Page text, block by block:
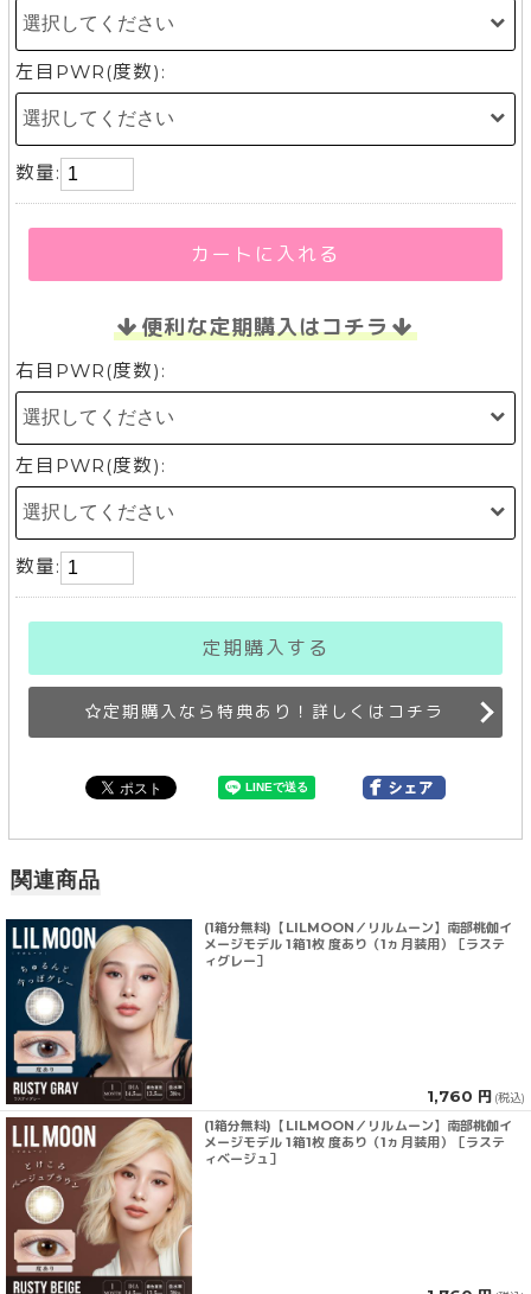
左目PWR(度数):
数量:
カートに入れる
便利な定期購入はコチラ
右目PWR(度数):
左目PWR(度数):
数量:
定期購入する
定期購入なら特典あり！詳しくはコチラ
関連商品
(1箱分無料)【LILMOON／リルムーン】南部桃伽イ
メージモデル 1箱1枚 度あり（1ヵ月装用）［ラステ
ィグレー］
1,760 円 (税込)
(1箱分無料)【LILMOON／リルムーン】南部桃伽イ
メージモデル 1箱1枚 度あり（1ヵ月装用）［ラステ
ィベージュ］